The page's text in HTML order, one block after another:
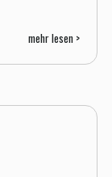
mehr lesen >